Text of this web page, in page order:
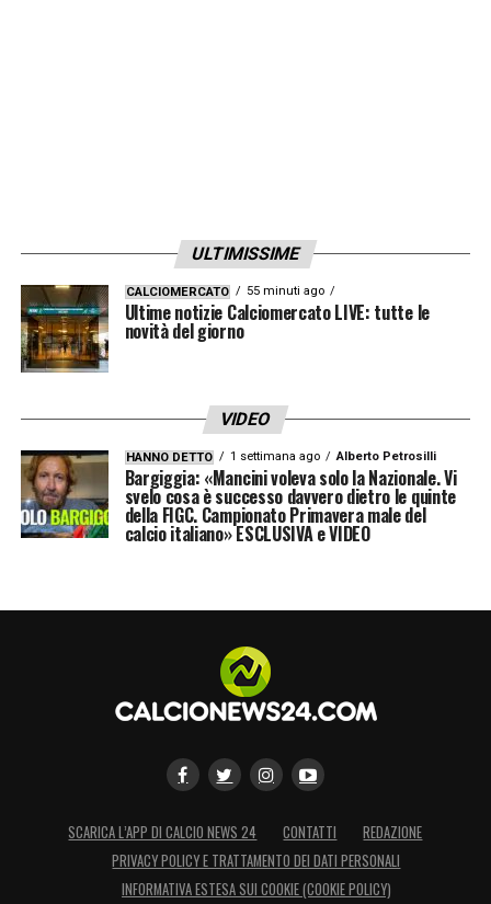
ULTIMISSIME
CALCIOMERCATO 55 minuti ago
Ultime notizie Calciomercato LIVE: tutte le
novità del giorno
VIDEO
HANNO DETTO 1 settimana ago Alberto Petrosilli
Bargiggia: «Mancini voleva solo la Nazionale. Vi
svelo cosa è successo davvero dietro le quinte
della FIGC. Campionato Primavera male del
calcio italiano» ESCLUSIVA e VIDEO
SCARICA L’APP DI CALCIO NEWS 24 CONTATTI
REDAZIONE
PRIVACY POLICY E TRATTAMENTO DEI DATI PERSONALI
INFORMATIVA ESTESA SUI COOKIE (COOKIE POLICY)